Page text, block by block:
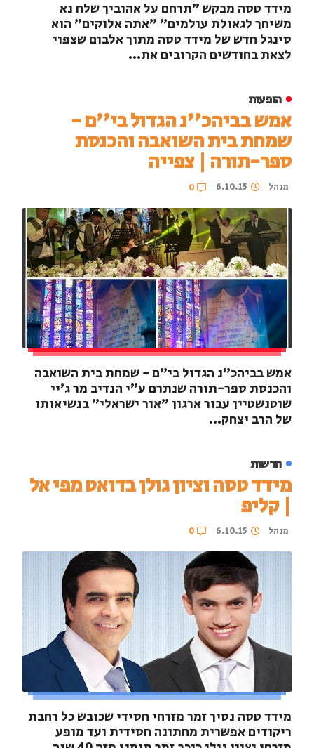
מידד טסה מבקש ״תרחם על אהוביך שלח נא
משיחך לגאולת עולמים״ "אתה אלוקים״ הוא
סינגל חדש של מידד טסה מתוך אלבום שצפוי
לצאת בחודשים הקרובים את...
הופעות
אמש בביהכ''נ הגדול בי''ם -
שמחת בית השואבה והכנסת
ספר-תורה | צפייה
מנהל 6.10.15
0
אמש בביהכ"נ הגדול בי"ם - שמחת בית השואבה
והכנסת ספר-תורה שנתרם ע"י הנדיב מר ג'יי
שוטנשטיין עבור ארגון "אור ישראלי" בנשיאותו
של הרב יצחק...
חדשות
מידד טסה וציון גולן בדואט מפי אל
| קליפ
מנהל 6.10.15
0
מידד טסה נסיך זמר מזרחי חסידי שכובש כל רחבת
ריקודים אפשרית מחתונה חסידית ועד מופע